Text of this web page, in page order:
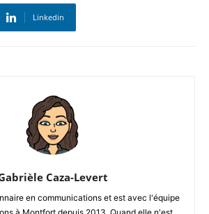
Linkedin
Caza-Levert
en communications et est avec l'équipe